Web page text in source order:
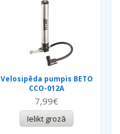
Velosipēda pumpis BETO
CCO-012A
7,99€
Ielikt grozā